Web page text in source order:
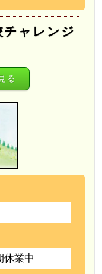
チャレンジ
る
休業中